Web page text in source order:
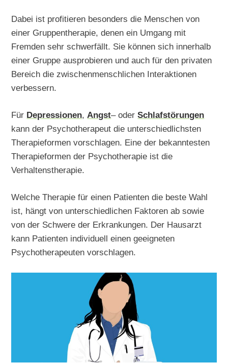
Dabei ist profitieren besonders die Menschen von
einer Gruppentherapie, denen ein Umgang mit
Fremden sehr schwerfällt. Sie können sich innerhalb
einer Gruppe ausprobieren und auch für den privaten
Bereich die zwischenmenschlichen Interaktionen
verbessern.
Für Depressionen, Angst– oderSchlafstörungen
kann der Psychotherapeut die unterschiedlichsten
Therapieformen vorschlagen. Eine der bekanntesten
Therapieformen der Psychotherapie ist die
Verhaltenstherapie.
Welche Therapie für einen Patienten die beste Wahl
ist, hängt von unterschiedlichen Faktoren ab sowie
von der Schwere der Erkrankungen. Der Hausarzt
kann Patienten individuell einen geeigneten
Psychotherapeuten vorschlagen.